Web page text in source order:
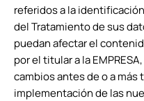
referidos a la
del Tratamiento de sus
puedan afectar el
por el titular a la
cambios antes de o a más
implementación de las